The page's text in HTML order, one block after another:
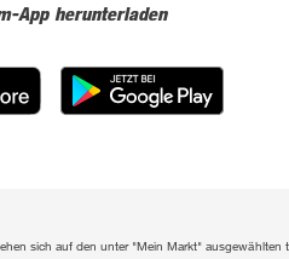
App herunterladen
sich auf den unter "Mein Markt" ausgewählten